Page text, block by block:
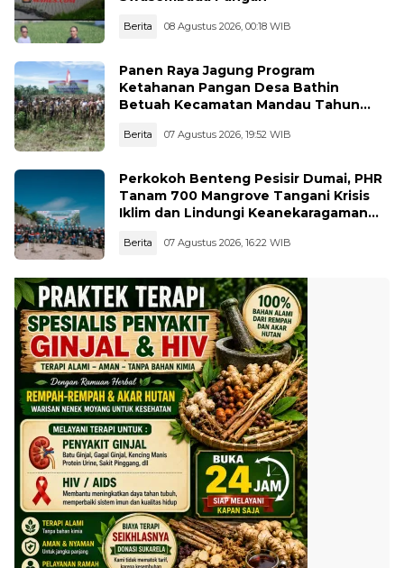
Berita 08 Agustus 2026, 00:18 WIB
Panen Raya Jagung Program
Ketahanan Pangan Desa Bathin
Betuah Kecamatan Mandau Tahun
Berita 07 Agustus 2026, 19:52 WIB
Perkokoh Benteng Pesisir Dumai, PHR
Tanam 700 Mangrove Tangani Krisis
Iklim dan Lindungi Keanekaragaman
Berita 07 Agustus 2026, 16:22 WIB